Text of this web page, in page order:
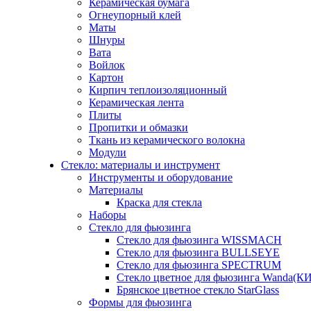
Керамическая бумага
Огнеупорный клей
Маты
Шнуры
Вата
Войлок
Картон
Кирпич теплоизоляционный
Керамическая лента
Плиты
Пропитки и обмазки
Ткань из керамического волокна
Модули
Стекло: материалы и инструмент
Инструменты и оборудование
Материалы
Краска для стекла
Наборы
Стекло для фьюзинга
Стекло для фьюзинга WISSMACH
Стекло для фьюзинга BULLSEYE
Стекло для фьюзинга SPECTRUM
Стекло цветное для фьюзинга
Брянское цветное стекло StarGlass
Формы для фьюзинга